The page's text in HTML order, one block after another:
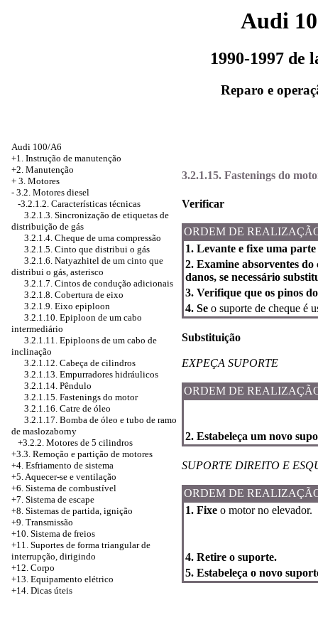
Audi
1990-1997 de
Reparo e
Audi 100/A6
+1. Instrução de manutenção
+2. Manutenção
+ 3. Motores
- 3.2. Motores diesel
-3.2.1.2. Características técnicas
3.2.1.3. Sincronização de etiquetas de
distribuição de gás
3.2.1.4. Cheque de uma compressão
3.2.1.5. Cinto que distribui o gás
3.2.1.6. Natyazhitel de um cinto que
distribui o gás, asterisco
3.2.1.7. Cintos de condução adicionais
3.2.1.8. Cobertura de eixo
3.2.1.9. Eixo epiploon
3.2.1.10. Epiploon de um cabo
intermediário
3.2.1.11. Epiploons de um cabo de
inclinação
3.2.1.12. Cabeça de cilindros
3.2.1.13. Empurradores hidráulicos
3.2.1.14. Pêndulo
3.2.1.15. Fastenings do motor
3.2.1.16. Catre de óleo
3.2.1.17. Bomba de óleo e tubo de ramo
de maslozaborny
+3.2.2. Motores de 5 cilindros
+3.3. Remoção e partição de motores
+4. Esfriamento de sistema
+5. Aquecer-se e ventilação
+6. Sistema de combustível
+7. Sistema de escape
+8. Sistemas de partida, ignição
+9. Transmissão
+10. Sistema de freios
+11. Suportes de forma triangular de
interrupção, dirigindo
+12. Corpo
+13. Equipamento elétrico
+14. Dicas úteis
3.2.1.15. Fastenings do
Verificar
ORDEM DE
1. Levante e fixe uma
2. Examine absorventes
danos, se necessário
3. Verifique que os pinos
4. Se o suporte de cheque é
Substituição
EXPEÇA SUPORTE
ORDEM DE
2. Estabeleça um novo
SUPORTE DIREITO E
ORDEM DE
1. Fixe o motor no elevador.
4. Retire o suporte.
5. Estabeleça o novo